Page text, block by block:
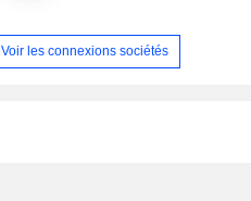
Voir les connexions sociétés